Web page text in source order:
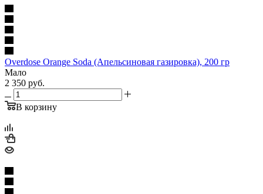
Overdose Orange Soda (Апельсиновая газировка), 200 гр
Мало
2 350 руб.
В корзину